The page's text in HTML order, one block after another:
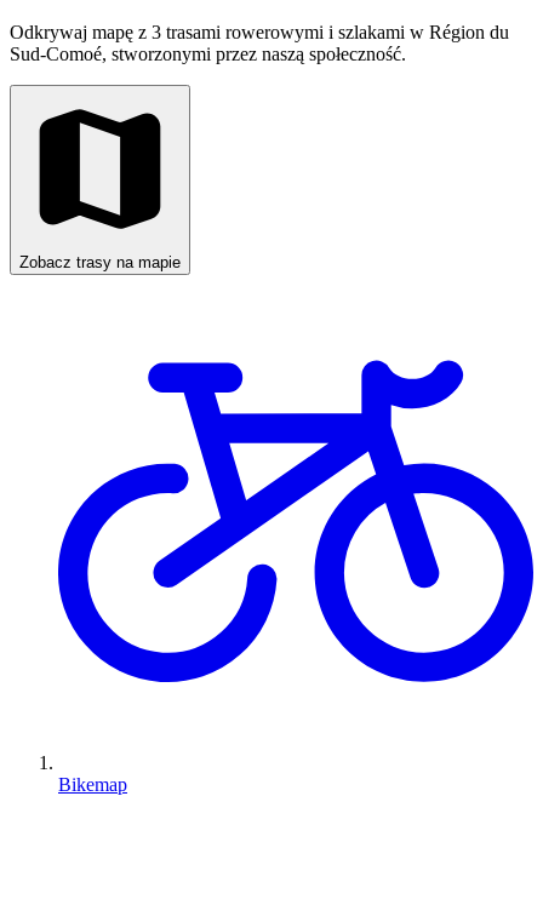
Odkrywaj mapę z 3 trasami rowerowymi i szlakami w Région du
Sud-Comoé, stworzonymi przez naszą społeczność.
Zobacz trasy na mapie
Bikemap